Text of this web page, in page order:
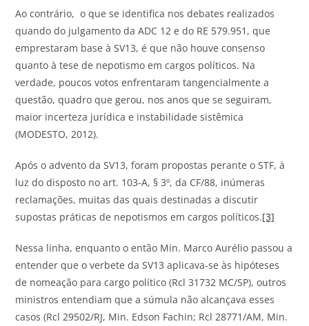
Ao contrário, o que se identifica nos debates realizados
quando do julgamento da ADC 12 e do RE 579.951, que
emprestaram base à SV13, é que não houve consenso
quanto à tese de nepotismo em cargos políticos. Na
verdade, poucos votos enfrentaram tangencialmente a
questão, quadro que gerou, nos anos que se seguiram,
maior incerteza jurídica e instabilidade sistêmica
(MODESTO, 2012).
Após o advento da SV13, foram propostas perante o STF, à
luz do disposto no art. 103-A, § 3º, da CF/88, inúmeras
reclamações, muitas das quais destinadas a discutir
supostas práticas de nepotismos em cargos políticos.[3]
Nessa linha, enquanto o então Min. Marco Aurélio passou a
entender que o verbete da SV13 aplicava-se às hipóteses
de nomeação para cargo político (Rcl 31732 MC/SP), outros
ministros entendiam que a súmula não alcançava esses
casos (Rcl 29502/RJ, Min. Edson Fachin; Rcl 28771/AM, Min.